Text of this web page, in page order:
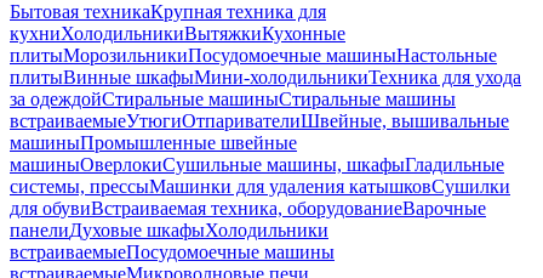
Бытовая техникаКрупная техника для
кухниХолодильникиВытяжкиКухонные
плитыМорозильникиПосудомоечные машиныНастольные
плитыВинные шкафыМини-холодильникиТехника для ухода
за одеждойСтиральные машиныСтиральные машины
встраиваемыеУтюгиОтпаривателиШвейные, вышивальные
машиныПромышленные швейные
машиныОверлокиСушильные машины, шкафыГладильные
системы, прессыМашинки для удаления катышковСушилки
для обувиВстраиваемая техника, оборудованиеВарочные
панелиДуховые шкафыХолодильники
встраиваемыеПосудомоечные машины
встраиваемыеМикроволновые печи